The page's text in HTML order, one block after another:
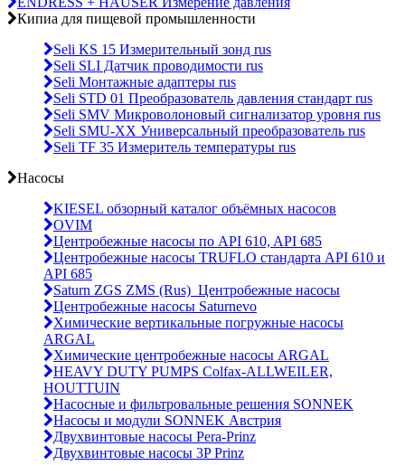
Кипиа для пищевой промышленности
Seli KS 15 Измерительный зонд rus
Seli SLI Датчик проводимости rus
Seli Монтажные адаптеры rus
Seli STD 01 Преобразователь давления стандарт rus
Seli SMV Микроволоновый сигнализатор уровня rus
Seli SMU-ХХ Универсальный преобразователь rus
Seli TF 35 Измеритель температуры rus
Насосы
KIESEL обзорный каталог объёмных насосов
OVIM
Центробежные насосы по API 610, API 685
Центробежные насосы TRUFLO стандарта API 610 и
API 685
Saturn ZGS ZMS (Rus)_Центробежные насосы
Центробежные насосы Saturnevo
Химические вертикальные погружные насосы
ARGAL
Химические центробежные насосы ARGAL
HEAVY DUTY PUMPS Colfax-ALLWEILER,
HOUTTUIN
Насосные и фильтровальные решения SONNEK
Насосы и модули SONNEK Австрия
Двухвинтовые насосы Pera-Prinz
Двухвинтовые насосы 3P Prinz